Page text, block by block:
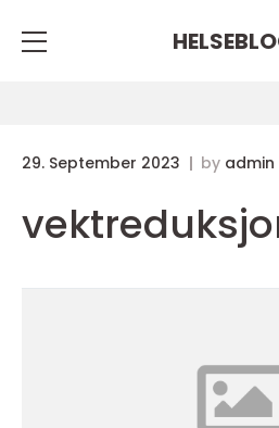
29. September 2023 by admin